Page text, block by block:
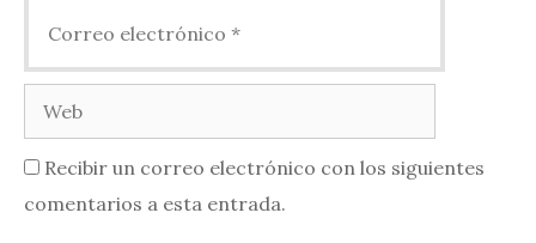
electrónico
Web
Recibir un correo electrónico con los siguientes
comentarios a esta entrada.